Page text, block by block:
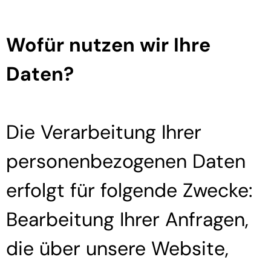
Wofür nutzen wir Ihre
Daten?
Die Verarbeitung Ihrer
personenbezogenen Daten
erfolgt für folgende Zwecke:
Bearbeitung Ihrer Anfragen,
die über unsere Website,